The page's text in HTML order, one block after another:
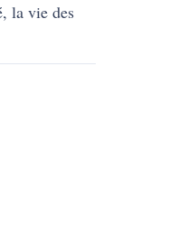
la vie des